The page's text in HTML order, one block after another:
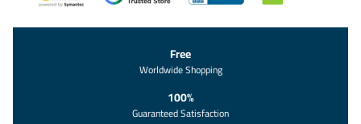
Free
Worldwide Shopping
100%
Guaranteed Satisfaction